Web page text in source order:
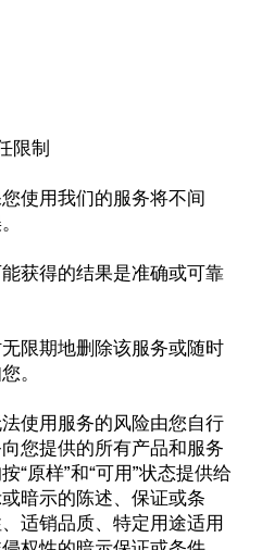
限制
使用我们的服务将不间
获得的结果是准确或可靠
限期地删除该服务或随时
。
使用服务的风险由您自行
您提供的所有产品和服务
“原样”和“可用”状态提供给
暗示的陈述、保证或条
适销品质、特定用途适用